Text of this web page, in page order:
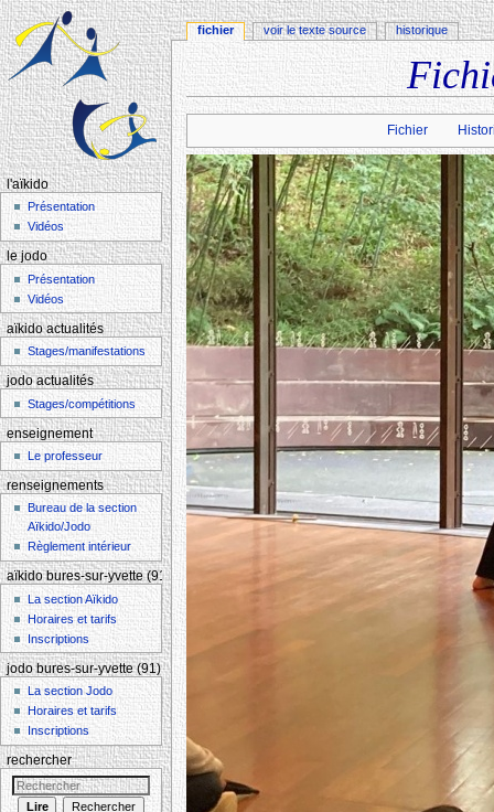
Aller à :navigation , rechercher
Fichier
fichier voir le texte source historique
l'aïkido
Présentation
Vidéos
le jodo
Présentation
Vidéos
aïkido actualités
Stages/manifestations
jodo actualités
Stages/compétitions
enseignement
Le professeur
renseignements
Bureau de la section
Aïkido/Jodo
Règlement intérieur
aïkido bures-sur-yvette (91)
La section Aïkido
Horaires et tarifs
Inscriptions
jodo bures-sur-yvette (91)
La section Jodo
Horaires et tarifs
Inscriptions
rechercher